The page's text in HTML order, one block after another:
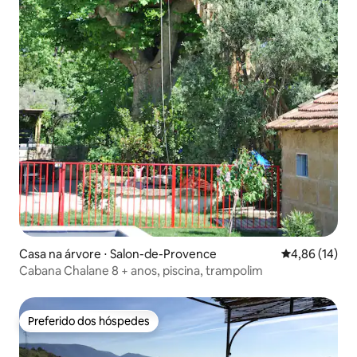
Casa na árvore ⋅ Salon-de-Provence 4,86 de uma
4,86 (14)
Cabana Chalane 8 + anos, piscina, trampolim
Preferido dos hóspedes
Preferido dos hóspedes